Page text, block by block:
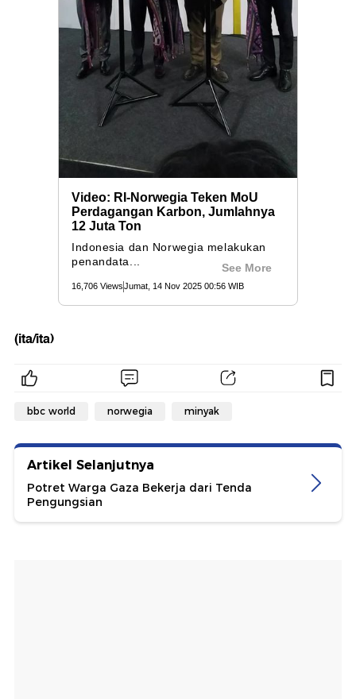
(ita/ita)
bbc world norwegia minyak
Artikel Selanjutnya
Potret Warga Gaza Bekerja dari Tenda
Pengungsian